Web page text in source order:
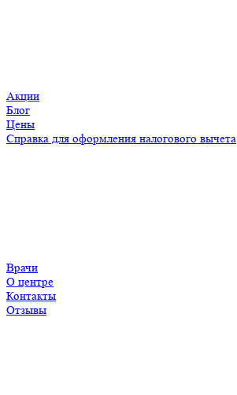
Акции
Блог
Цены
Справка для оформления налогового вычета
Врачи
О центре
Контакты
Отзывы